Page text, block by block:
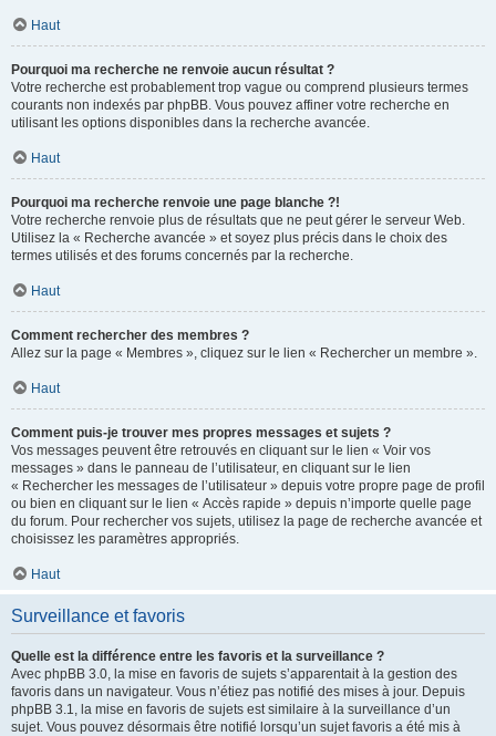
Haut
Pourquoi ma recherche ne renvoie aucun résultat ?
Votre recherche est probablement trop vague ou comprend plusieurs termes
courants non indexés par phpBB. Vous pouvez affiner votre recherche en
utilisant les options disponibles dans la recherche avancée.
Haut
Pourquoi ma recherche renvoie une page blanche ?!
Votre recherche renvoie plus de résultats que ne peut gérer le serveur Web.
Utilisez la « Recherche avancée » et soyez plus précis dans le choix des
termes utilisés et des forums concernés par la recherche.
Haut
Comment rechercher des membres ?
Allez sur la page « Membres », cliquez sur le lien « Rechercher un membre ».
Haut
Comment puis-je trouver mes propres messages et sujets ?
Vos messages peuvent être retrouvés en cliquant sur le lien « Voir vos
messages » dans le panneau de l’utilisateur, en cliquant sur le lien
« Rechercher les messages de l’utilisateur » depuis votre propre page de profil
ou bien en cliquant sur le lien « Accès rapide » depuis n’importe quelle page
du forum. Pour rechercher vos sujets, utilisez la page de recherche avancée et
choisissez les paramètres appropriés.
Haut
Surveillance et favoris
Quelle est la différence entre les favoris et la surveillance ?
Avec phpBB 3.0, la mise en favoris de sujets s’apparentait à la gestion des
favoris dans un navigateur. Vous n’étiez pas notifié des mises à jour. Depuis
phpBB 3.1, la mise en favoris de sujets est similaire à la surveillance d’un
sujet. Vous pouvez désormais être notifié lorsqu’un sujet favoris a été mis à